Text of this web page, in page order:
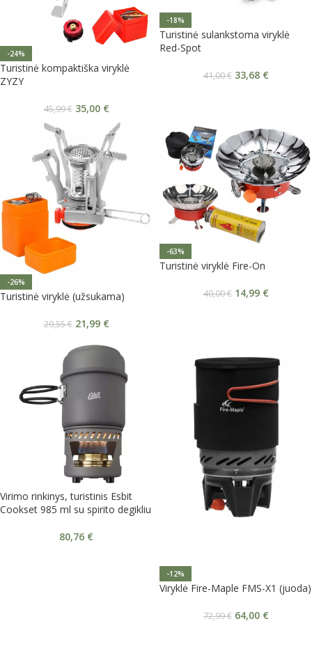
-24%
Turistinė kompaktiška viryklė
ZYZY
45,99€ 35,00 €
-18%
Turistinė sulankstoma viryklė
Red-Spot
41,00€ 33,68 €
-26%
Turistinė viryklė (užsukama)
29,55€ 21,99 €
-63%
Turistinė viryklė Fire-On
40,00€ 14,99 €
Virimo rinkinys, turistinis Esbit
Cookset 985 ml su spirito degikliu
80,76 €
-12%
Viryklė Fire-Maple FMS-X1 (juoda)
72,99€ 64,00 €